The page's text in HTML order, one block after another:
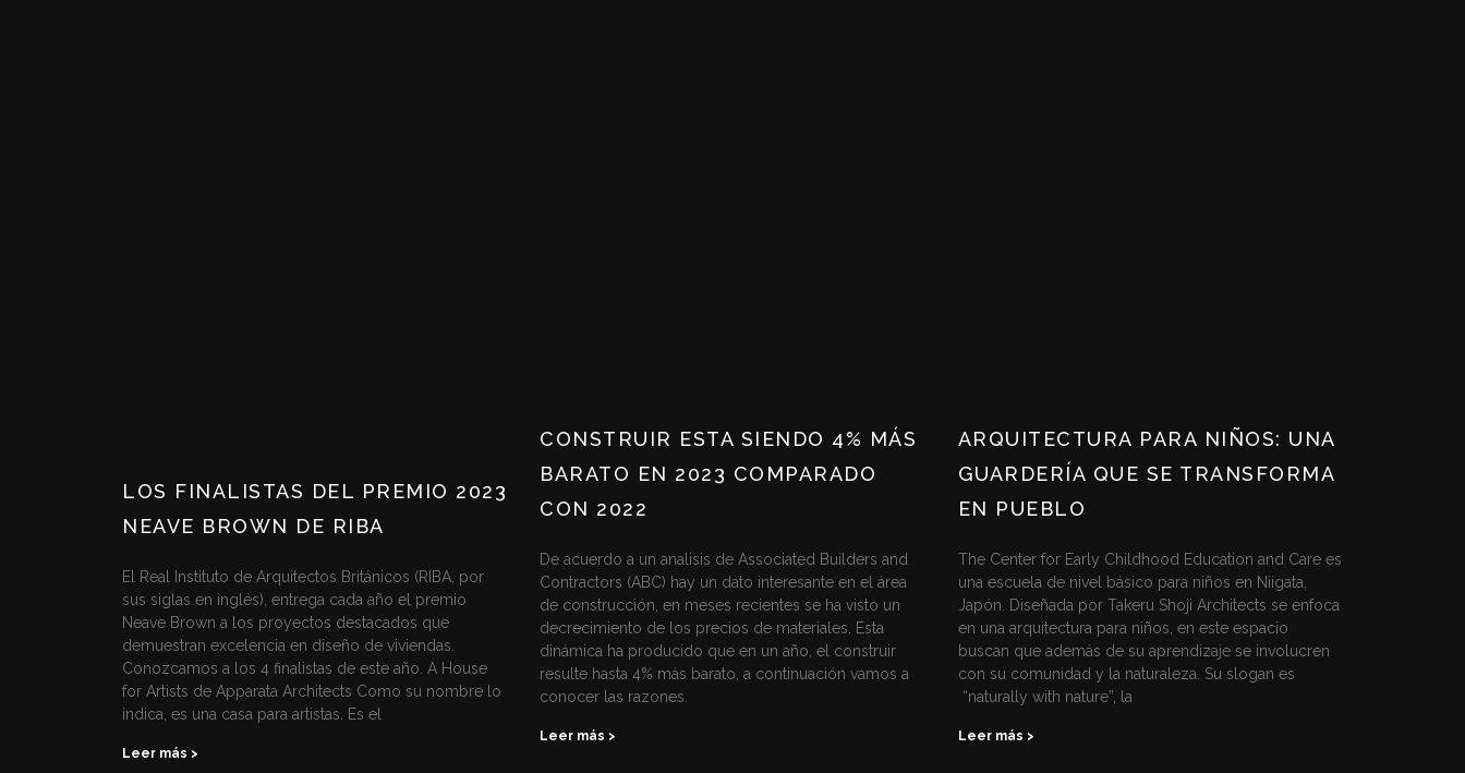
LOS FINALISTAS DEL PREMIO 2023
NEAVE BROWN DE RIBA
El Real Instituto de Arquitectos Británicos (RIBA, por
sus siglas en inglés), entrega cada año el premio
Neave Brown a los proyectos destacados que
demuestran excelencia en diseño de viviendas.
Conozcamos a los 4 finalistas de este año. A House
for Artists de Apparata Architects Como su nombre lo
indica, es una casa para artistas. Es el
Leer más >
CONSTRUIR ESTA SIENDO 4% MÁS
BARATO EN 2023 COMPARADO
CON 2022
De acuerdo a un analisis de Associated Builders and
Contractors (ABC) hay un dato interesante en el área
de construcción, en meses recientes se ha visto un
decrecimiento de los precios de materiales. Esta
dinámica ha producido que en un año, el construir
resulte hasta 4% más barato, a continuación vamos a
conocer las razones.
Leer más >
ARQUITECTURA PARA NIÑOS: UNA
GUARDERÍA QUE SE TRANSFORMA
EN PUEBLO
The Center for Early Childhood Education and Care es
una escuela de nivel básico para niños en Niigata,
Japón. Diseñada por Takeru Shoji Architects se enfoca
en una arquitectura para niños, en este espacio
buscan que además de su aprendizaje se involucren
con su comunidad y la naturaleza. Su slogan es
“naturally with nature”, la
Leer más >